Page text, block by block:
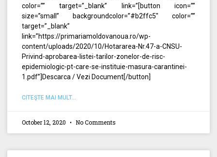
color=”” target=”_blank” link=”[button icon=””
size=”small” backgroundcolor=”#b2ffc5″ color=””
target=”_blank”
link=”https://primariamoldovanoua.ro/wp-
content/uploads/2020/10/Hotararea-Nr.47-a-CNSU-
Privind-aprobarea-listei-tarilor-zonelor-de-risc-
epidemiologic-pt-care-se-instituie-masura-carantinei-
1.pdf”]Descarca / Vezi Document[/button]
CITEŞTE MAI MULT...
October 12, 2020 No Comments